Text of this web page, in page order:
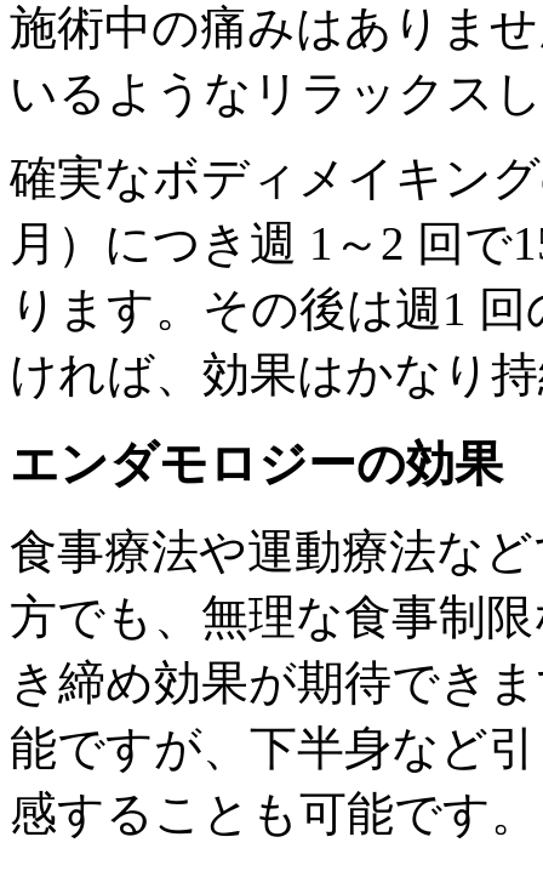
施術中の痛みはありま
いるようなリラックス
確実なボディメイキン
月）につき週 1～2 回で
ります。その後は週1
ければ、効果はかなり
エンダモロジーの効果
食事療法や運動療法な
方でも、無理な食事制
き締め効果が期待でき
能ですが、下半身など
感することも可能です。